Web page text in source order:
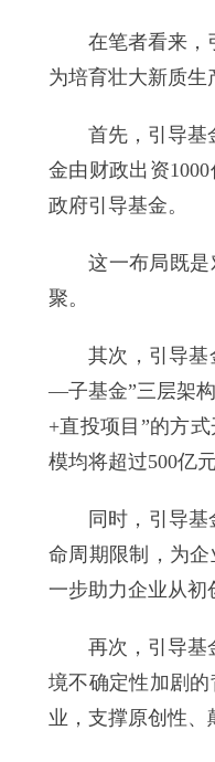
在笔者看来，引
为培育壮大新质生
首先，引导基金
金由财政出资
政府引导基金。
这一布局既是对
聚。
其次，引导基金
—子基金”三层架
+直投项目”的方
模均将超过500亿
同时，引导基金
命周期限制，为
一步助力企业从初
再次，引导基金
境不确定性加剧
业，支撑原创性、